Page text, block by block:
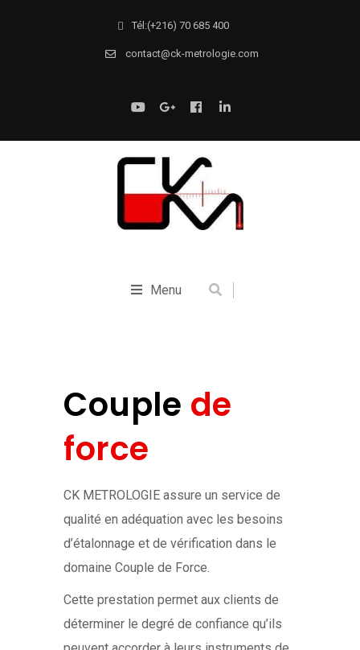
Tél:(+216) 70 685 400
contact@ck-metrologie.com
Menu
Couple de
force
CK METROLOGIE assure un service de
qualité en adéquation avec les besoins
d’étalonnage et de vérification dans le
domaine Couple de Force.
Cette prestation permet aux clients de
déterminer le degré de confiance qu’ils